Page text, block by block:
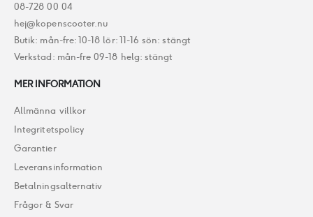
08-728 00 04
hej@kopenscooter.nu
Butik: mån-fre: 10-18 lör: 11-16 sön: stängt
Verkstad: mån-fre 09-18 helg: stängt
MER INFORMATION
Allmänna villkor
Integritetspolicy
Garantier
Leveransinformation
Betalningsalternativ
Frågor & Svar